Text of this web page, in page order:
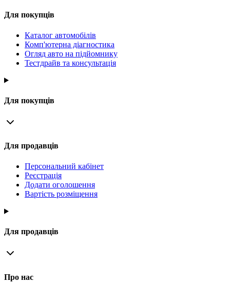
Для покупців
Каталог автомобілів
Комп'ютерна діагностика
Огляд авто на підйомнику
Тестдрайв та консультація
Для покупців
Для продавців
Персональний кабінет
Реєстрація
Додати оголошення
Вартість розміщення
Для продавців
Про нас